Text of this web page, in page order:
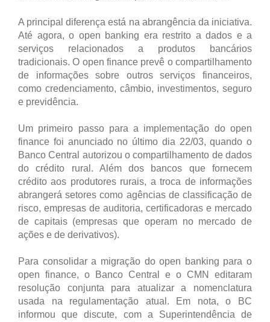
A principal diferença está na abrangência da iniciativa.
Até agora, o open banking era restrito a dados e a
serviços relacionados a produtos bancários
tradicionais. O open finance prevê o compartilhamento
de informações sobre outros serviços financeiros,
como credenciamento, câmbio, investimentos, seguro
e previdência.
Um primeiro passo para a implementação do open
finance foi anunciado no último dia 22/03, quando o
Banco Central autorizou o compartilhamento de dados
do crédito rural. Além dos bancos que fornecem
crédito aos produtores rurais, a troca de informações
abrangerá setores como agências de classificação de
risco, empresas de auditoria, certificadoras e mercado
de capitais (empresas que operam no mercado de
ações e de derivativos).
Para consolidar a migração do open banking para o
open finance, o Banco Central e o CMN editaram
resolução conjunta para atualizar a nomenclatura
usada na regulamentação atual. Em nota, o BC
informou que discute, com a Superintendência de